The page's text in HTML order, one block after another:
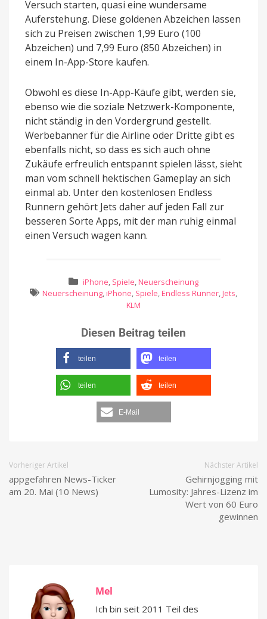
Versuch starten, quasi eine wundersame
Auferstehung. Diese goldenen Abzeichen lassen
sich zu Preisen zwischen 1,99 Euro (100
Abzeichen) und 7,99 Euro (850 Abzeichen) in
einem In-App-Store kaufen.
Obwohl es diese In-App-Käufe gibt, werden sie,
ebenso wie die soziale Netzwerk-Komponente,
nicht ständig in den Vordergrund gestellt.
Werbebanner für die Airline oder Dritte gibt es
ebenfalls nicht, so dass es sich auch ohne
Zukäufe erfreulich entspannt spielen lässt, sieht
man vom schnell hektischen Gameplay an sich
einmal ab. Unter den kostenlosen Endless
Runnern gehört Jets daher auf jeden Fall zur
besseren Sorte Apps, mit der man ruhig einmal
einen Versuch wagen kann.
iPhone, Spiele, Neuerscheinung
Neuerscheinung, iPhone, Spiele, Endless Runner,Jets,
KLM
Diesen Beitrag teilen
teilen teilen
teilen teilen
E-Mail
Vorheriger Artikel
appgefahren News-Ticker
am 20. Mai (10 News)
Nächster Artikel
Gehirnjogging mit
Lumosity: Jahres-Lizenz im
Wert von 60 Euro
gewinnen
Mel
Ich bin seit 2011 Teil des